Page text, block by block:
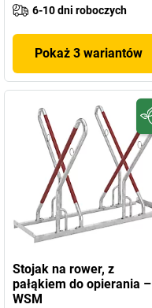
6-10 dni roboczych
Pokaż 3 wariantów
Stojak na rower, z
pałąkiem do opierania –
WSM